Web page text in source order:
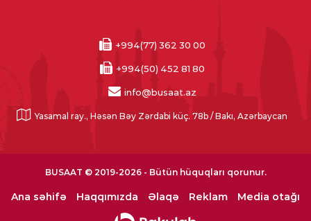
+994(77) 362 30 00
+994(50) 452 81 80
info@busaat.az
Yasamal ray., Həsən Bəy Zərdabi küç. 78b / Bakı, Azərbaycan
BUSAAT © 2019-2026 - Bütün hüquqları qorunur.
Ana səhifə Haqqımızda Əlaqə Reklam Media otağı